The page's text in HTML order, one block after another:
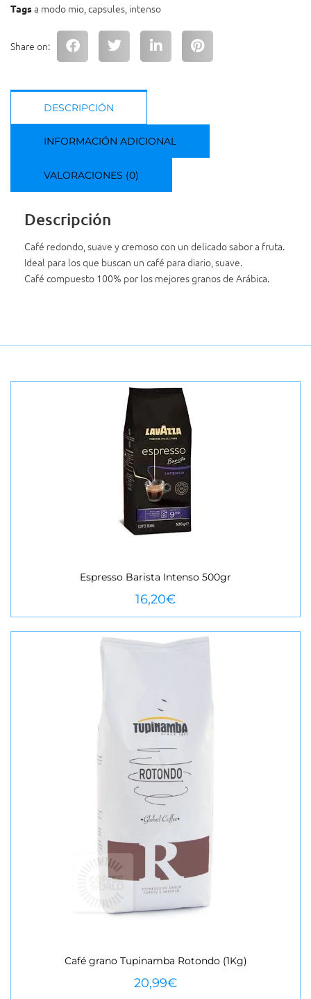
Tagsa modo mio capsules intenso
Share on:
DESCRIPCIÓN
INFORMACIÓN ADICIONAL
VALORACIONES (0)
Descripción
Café redondo, suave y cremoso con un delicado sabor a fruta.
Ideal para los que buscan un café para diario, suave.
Café compuesto 100% por los mejores granos de Arábica.
VEURE MÉS
Espresso Barista Intenso 500gr
16,20€
VEURE MÉS
Café grano Tupinamba Rotondo (1Kg)
20,99€